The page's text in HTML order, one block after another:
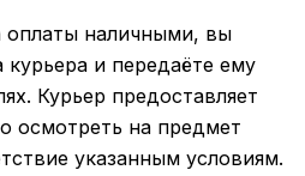
оплаты наличными, вы
и передаёте ему
Курьер предоставляет
осмотреть на предмет
указанным условиям.